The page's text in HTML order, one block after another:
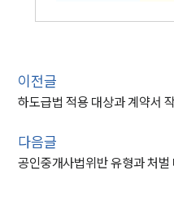
이전글
하도급법 적용 대상과 계약서
다음글
공인중개사법위반 유형과 처벌